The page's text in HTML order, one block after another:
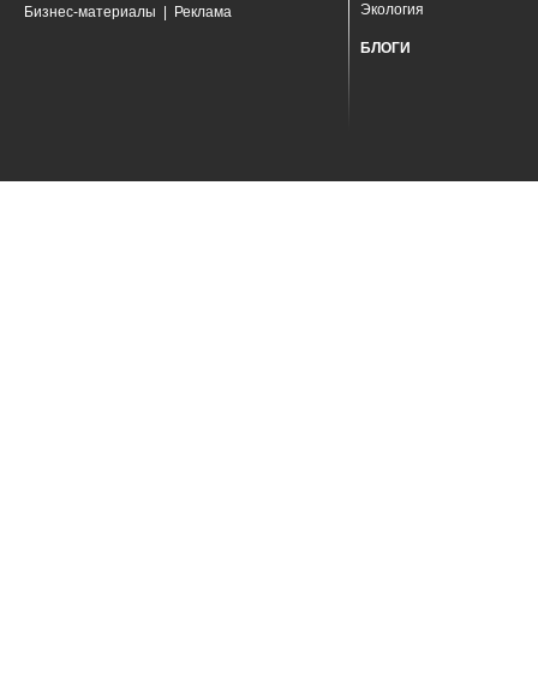
Бизнес-материалы Реклама
Экология
БЛОГИ